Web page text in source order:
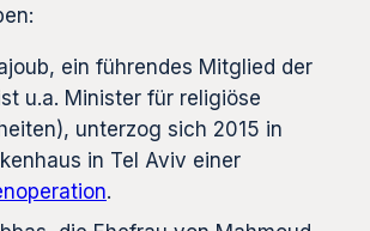
ein führendes Mitglied der
u.a. Minister für religiöse
unterzog sich 2015 in
in Tel Aviv einer
.